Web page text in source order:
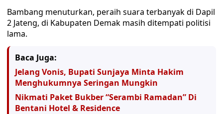
Bambang menuturkan, peraih suara terbanyak di Dapil
2 Jateng, di Kabupaten Demak masih ditempati politisi
lama.
Baca Juga:
Jelang Vonis, Bupati Sunjaya Minta Hakim
Menghukumnya Seringan Mungkin
Nikmati Paket Bukber “Serambi Ramadan” Di
Bentani Hotel & Residence